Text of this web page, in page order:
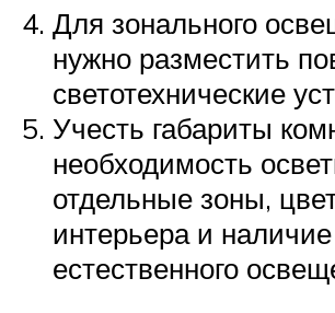
Для зонального
нужно разместить
светотехнические
Учесть габариты
необходимость
отдельные зоны,
интерьера и наличие
естественного